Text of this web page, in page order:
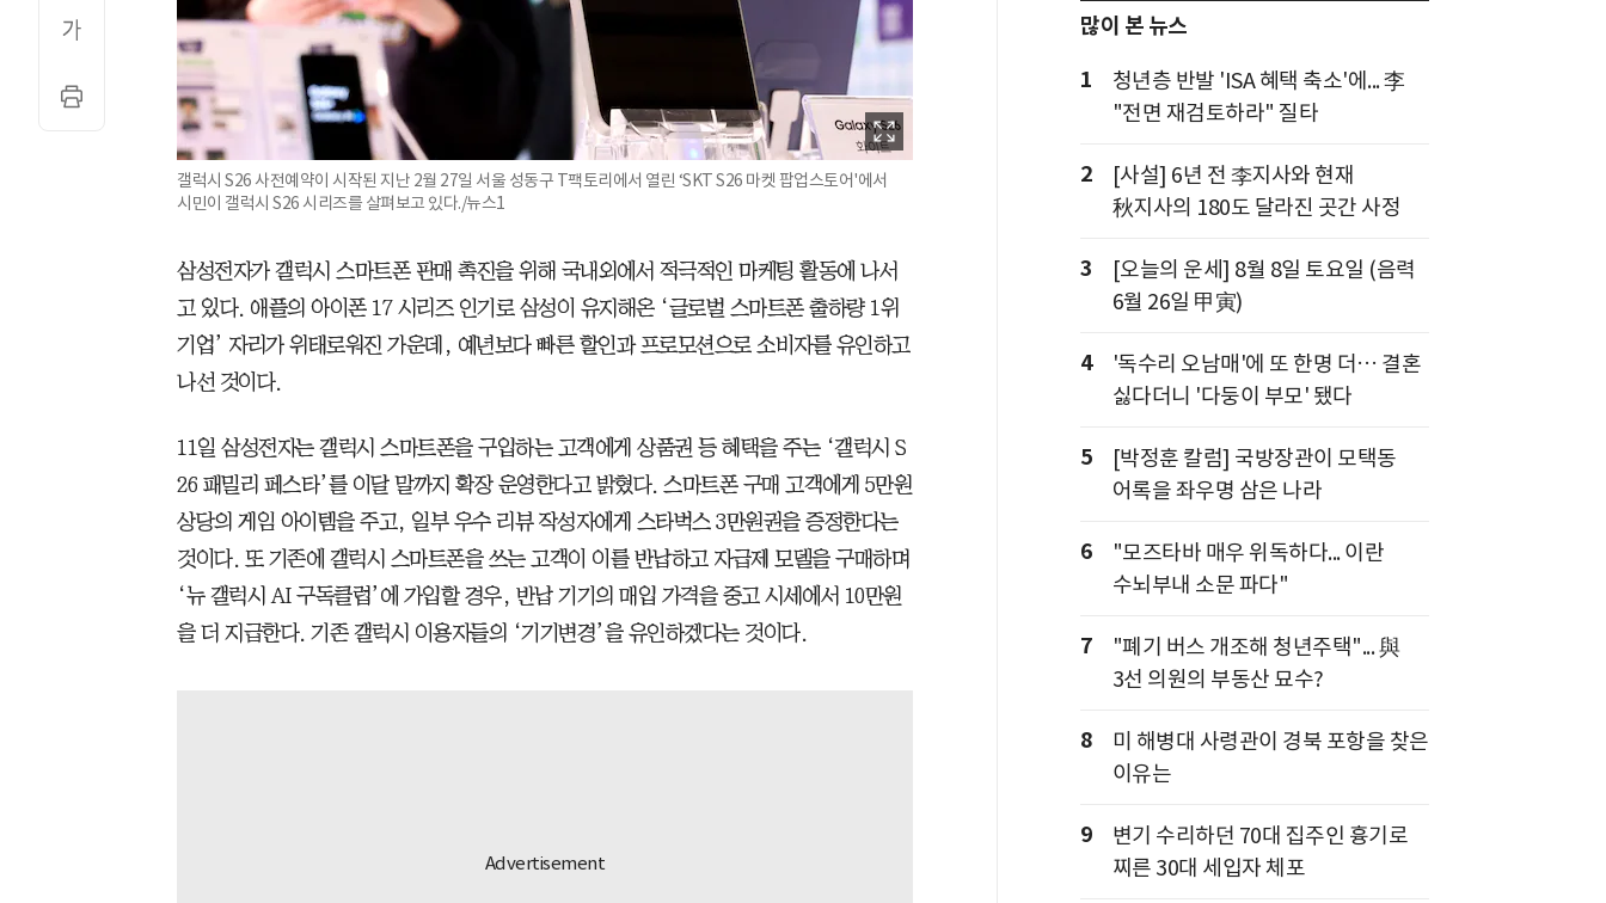
갤럭시 S26 사전예약이 시작된 지난 2월 27일 서울 성동구 T팩토리에서 열린 ‘SKT S26 마켓 팝업스토어'에서
시민이 갤럭시 S26 시리즈를 살펴보고 있다./뉴스1
삼성전자가 갤럭시 스마트폰 판매 촉진을 위해 국내외에서 적극적인 마케팅 활동에 나서
고 있다. 애플의 아이폰 17 시리즈 인기로 삼성이 유지해온 ‘글로벌 스마트폰 출하량 1위
기업’ 자리가 위태로워진 가운데, 예년보다 빠른 할인과 프로모션으로 소비자를 유인하고
나선 것이다.
11일 삼성전자는 갤럭시 스마트폰을 구입하는 고객에게 상품권 등 혜택을 주는 ‘갤럭시 S
26 패밀리 페스타’를 이달 말까지 확장 운영한다고 밝혔다. 스마트폰 구매 고객에게 5만원
상당의 게임 아이템을 주고, 일부 우수 리뷰 작성자에게 스타벅스 3만원권을 증정한다는
것이다. 또 기존에 갤럭시 스마트폰을 쓰는 고객이 이를 반납하고 자급제 모델을 구매하며
‘뉴 갤럭시 AI 구독클럽’에 가입할 경우, 반납 기기의 매입 가격을 중고 시세에서 10만원
을 더 지급한다. 기존 갤럭시 이용자들의 ‘기기변경’을 유인하겠다는 것이다.
많이 본 뉴스
1
청년층 반발 'ISA 혜택 축소'에... 李
"전면 재검토하라" 질타
2
[사설] 6년 전 李지사와 현재
秋지사의 180도 달라진 곳간 사정
3
[오늘의 운세] 8월 8일 토요일 (음력
6월 26일 甲寅)
4
'독수리 오남매'에 또 한명 더… 결혼
싫다더니 '다둥이 부모' 됐다
5
[박정훈 칼럼] 국방장관이 모택동
어록을 좌우명 삼은 나라
6
"모즈타바 매우 위독하다... 이란
수뇌부내 소문 파다"
7
"폐기 버스 개조해 청년주택"... 與
3선 의원의 부동산 묘수?
8
미 해병대 사령관이 경북 포항을 찾은
이유는
9
변기 수리하던 70대 집주인 흉기로
찌른 30대 세입자 체포